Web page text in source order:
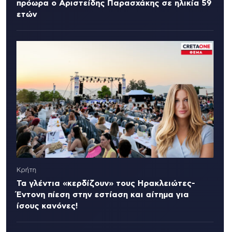
πρόωρα ο Αριστείδης Παρασχάκης σε ηλικία 59
ετών
Κρήτη
Τα γλέντια «κερδίζουν» τους Ηρακλειώτες-
Έντονη πίεση στην εστίαση και αίτημα για
ίσους κανόνες!